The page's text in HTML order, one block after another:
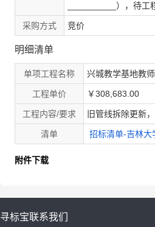
__________），待
采购方式 竞价
明细清单
单项工程名称 兴城教学基地教
工程单价 ￥308,683.00
工程内容/要求 旧管线拆除更新
清单 招标清单-吉林大
附件下载
寻标宝联系我们